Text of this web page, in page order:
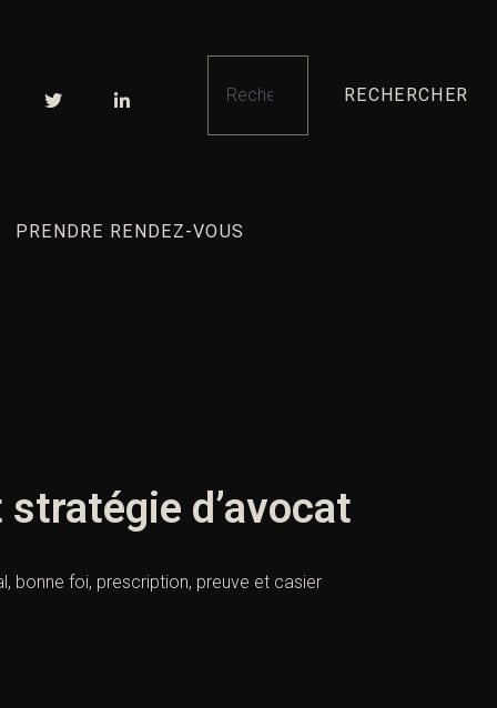
RECHERCHER
PRENDRE RENDEZ-VOUS
d’avocat
bonne foi, prescription, preuve et casier